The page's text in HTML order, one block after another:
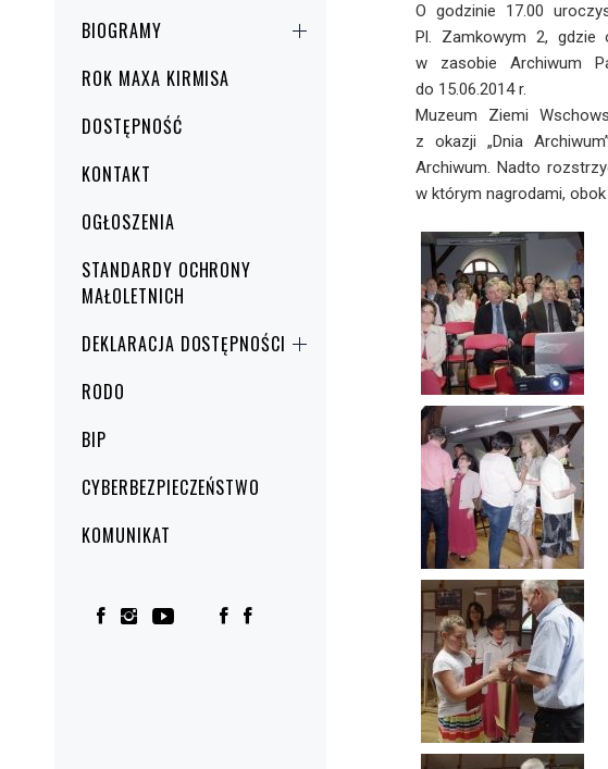
BIOGRAMY
ROK MAXA KIRMISA
DOSTĘPNOŚĆ
KONTAKT
OGŁOSZENIA
STANDARDY OCHRONY
MAŁOLETNICH
DEKLARACJA DOSTĘPNOŚCI
RODO
BIP
CYBERBEZPIECZEŃSTWO
KOMUNIKAT
O godzinie 17.00
Pl. Zamkowym 2, gdzie
w zasobie Archiwum
do 15.06.2014 r.
Muzeum Ziemi
z okazji „Dnia
Archiwum. Nadto
w którym nagrodami,